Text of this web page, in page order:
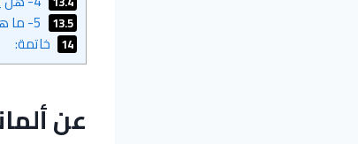
13.5
14 خاتمة:
عن